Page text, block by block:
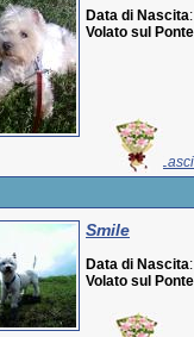
Data di Nascita
Volato sul Ponte
Smile
Data di Nascita
Volato sul Ponte